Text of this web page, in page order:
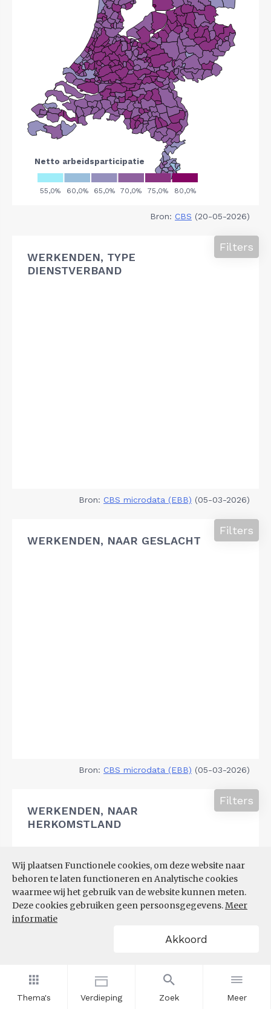
Thema's Verdieping Zoek Meer
Wij plaatsen Functionele cookies, om deze website naar
behoren te laten functioneren en Analytische cookies
waarmee wij het gebruik van de website kunnen meten.
Deze cookies gebruiken geen persoonsgegevens.Meer
informatie
Akkoord
Bron: CBS (20-05-2026)
WERKENDEN, TYPE
DIENSTVERBAND
Filters
Bron: CBS microdata (EBB) (05-03-2026)
WERKENDEN, NAAR GESLACHT
Filters
Bron: CBS microdata (EBB) (05-03-2026)
WERKENDEN, NAAR
HERKOMSTLAND
Filters